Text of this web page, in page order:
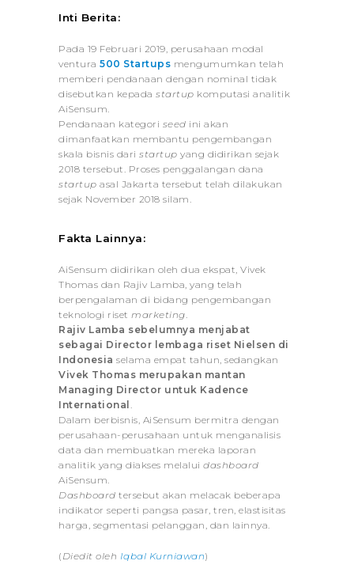
Inti Berita:
Pada 19 Februari 2019, perusahaan modal
ventura 500 Startups mengumumkan telah
memberi pendanaan dengan nominal tidak
disebutkan kepada startup komputasi analitik
AiSensum.
Pendanaan kategori seed ini akan
dimanfaatkan membantu pengembangan
skala bisnis dari startup yang didirikan sejak
2018 tersebut. Proses penggalangan dana
startup asal Jakarta tersebut telah dilakukan
sejak November 2018 silam.
Fakta Lainnya:
AiSensum didirikan oleh dua ekspat, Vivek
Thomas dan Rajiv Lamba, yang telah
berpengalaman di bidang pengembangan
teknologi riset marketing
Rajiv Lamba sebelumnya menjabat
sebagai Director lembaga riset Nielsen di
Indonesia selama empat tahun, sedangkan
Vivek Thomas merupakan mantan
Managing Director untuk Kadence
International
Dalam berbisnis, AiSensum bermitra dengan
perusahaan-perusahaan untuk menganalisis
data dan membuatkan mereka laporan
analitik yang diakses melalui dashboard
AiSensum.
Dashboard tersebut akan melacak beberapa
indikator seperti pangsa pasar, tren, elastisitas
harga, segmentasi pelanggan, dan lainnya.
( Diedit oleh Iqbal Kurniawan)